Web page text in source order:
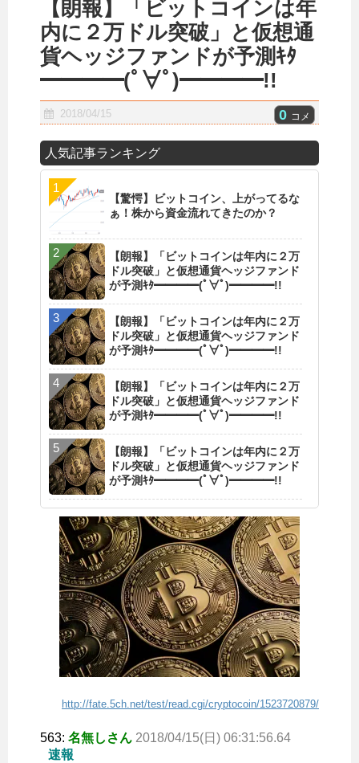
【朗報】「ビットコインは年
内に２万ドル突破」と仮想通
貨ヘッジファンドが予測ｷﾀ
━━━━(ﾟ∀ﾟ)━━━━!!
2018/04/15 0 コメ
人気記事ランキング
【驚愕】ビットコイン、上がってるな
ぁ！株から資金流れてきたのか？
【朗報】「ビットコインは年内に２万
ドル突破」と仮想通貨ヘッジファンド
が予測ｷﾀ━━━━(ﾟ∀ﾟ)━━━━!!
【朗報】「ビットコインは年内に２万
ドル突破」と仮想通貨ヘッジファンド
が予測ｷﾀ━━━━(ﾟ∀ﾟ)━━━━!!
【朗報】「ビットコインは年内に２万
ドル突破」と仮想通貨ヘッジファンド
が予測ｷﾀ━━━━(ﾟ∀ﾟ)━━━━!!
【朗報】「ビットコインは年内に２万
ドル突破」と仮想通貨ヘッジファンド
が予測ｷﾀ━━━━(ﾟ∀ﾟ)━━━━!!
http://fate.5ch.net/test/read.cgi/cryptocoin/1523720879/
563: 名無しさん 2018/04/15(日) 06:31:56.64
速報